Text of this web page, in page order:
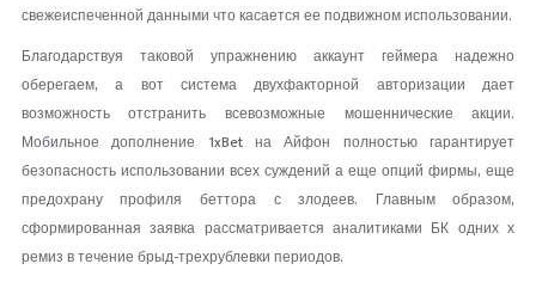
свежеиспеченной данными что касается ее подвижном использовании.
Благодарствуя таковой упражнению аккаунт геймера надежно
оберегаем, а вот система двухфакторной авторизации дает
возможность отстранить всевозможные мошеннические акции.
Мобильное дополнение 1xBet на Айфон полностью гарантирует
безопасность использовании всех суждений а еще опций фирмы, еще
предохрану профиля беттора с злодеев. Главным образом,
сформированная заявка рассматривается аналитиками БК одних х
ремиз в течение брыд-трехрублевки периодов.